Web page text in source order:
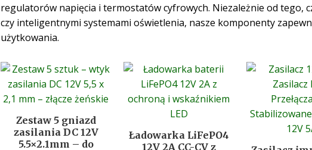
regulatorów napięcia i termostatów cyfrowych. Niezależnie od tego,
czy inteligentnymi systemami oświetlenia, nasze komponenty
użytkowania.
Zestaw 5 gniazd
zasilania DC 12V
5.5×2.1mm – do
Ładowarka LiFePO4
12V 2A CC-CV z